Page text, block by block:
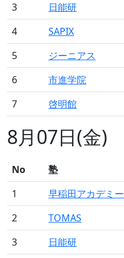
3
日能研
4
SAPIX
5
ジーニアス
6
市進学院
7
啓明館
8月07日(金)
No 塾
1
早稲田アカデミー
2
TOMAS
3
日能研